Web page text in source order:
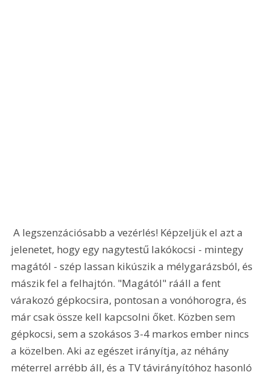
A legszenzációsabb a vezérlés! Képzeljük el azt a
jelenetet, hogy egy nagytestű lakókocsi - mintegy
magától - szép lassan kikúszik a mélygarázsból, és
mászik fel a felhajtón. "Magától" rááll a fent
várakozó gépkocsira, pontosan a vonóhorogra, és
már csak össze kell kapcsolni őket. Közben sem
gépkocsi, sem a szokásos 3-4 markos ember nincs
a közelben. Aki az egészet irányítja, az néhány
méterrel arrébb áll, és a TV távirányítóhoz hasonló